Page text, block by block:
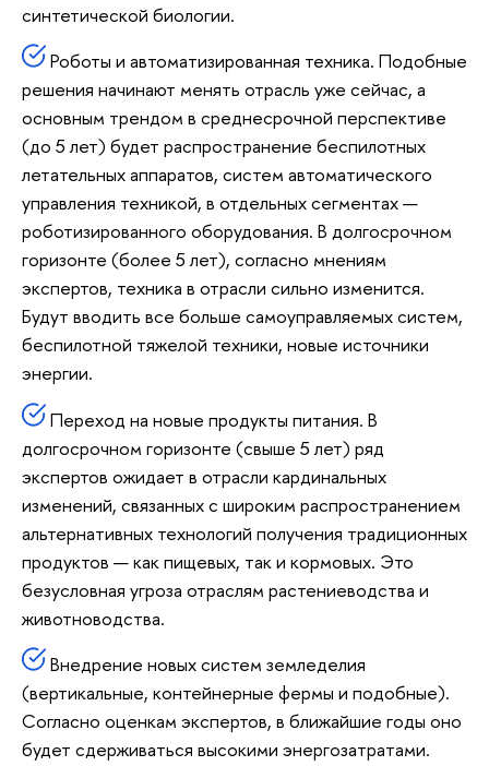
синтетической биологии.
Роботы и автоматизированная техника. Подобные
решения начинают менять отрасль уже сейчас, а
основным трендом в среднесрочной перспективе
(до 5 лет) будет распространение беспилотных
летательных аппаратов, систем автоматического
управления техникой, в отдельных сегментах —
роботизированного оборудования. В долгосрочном
горизонте (более 5 лет), согласно мнениям
экспертов, техника в отрасли сильно изменится.
Будут вводить все больше самоуправляемых систем,
беспилотной тяжелой техники, новые источники
энергии.
Переход на новые продукты питания. В
долгосрочном горизонте (свыше 5 лет) ряд
экспертов ожидает в отрасли кардинальных
изменений, связанных с широким распространением
альтернативных технологий получения традиционных
продуктов — как пищевых, так и кормовых. Это
безусловная угроза отраслям растениеводства и
животноводства.
Внедрение новых систем земледелия
(вертикальные, контейнерные фермы и подобные).
Согласно оценкам экспертов, в ближайшие годы оно
будет сдерживаться высокими энергозатратами.